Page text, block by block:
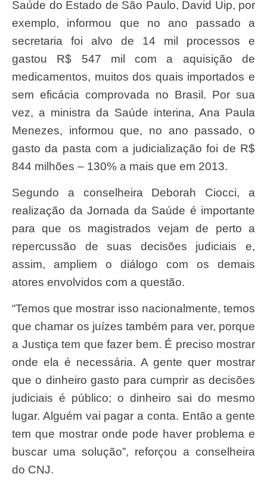
Saúde do Estado de São Paulo, David Uip, por
exemplo, informou que no ano passado a
secretaria foi alvo de 14 mil processos e
gastou R$ 547 mil com a aquisição de
medicamentos, muitos dos quais importados e
sem eficácia comprovada no Brasil. Por sua
vez, a ministra da Saúde interina, Ana Paula
Menezes, informou que, no ano passado, o
gasto da pasta com a judicialização foi de R$
844 milhões – 130% a mais que em 2013.
Segundo a conselheira Deborah Ciocci, a
realização da Jornada da Saúde é importante
para que os magistrados vejam de perto a
repercussão de suas decisões judiciais e,
assim, ampliem o diálogo com os demais
atores envolvidos com a questão.
“Temos que mostrar isso nacionalmente, temos
que chamar os juízes também para ver, porque
a Justiça tem que fazer bem. É preciso mostrar
onde ela é necessária. A gente quer mostrar
que o dinheiro gasto para cumprir as decisões
judiciais é público; o dinheiro sai do mesmo
lugar. Alguém vai pagar a conta. Então a gente
tem que mostrar onde pode haver problema e
buscar uma solução”, reforçou a conselheira
do CNJ.